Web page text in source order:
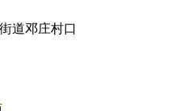
道邓庄村口